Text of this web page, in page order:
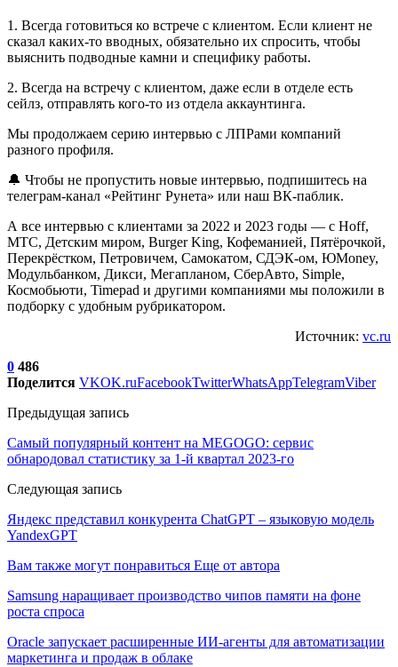
1. Всегда готовиться ко встрече с клиентом. Если клиент не
сказал каких-то вводных, обязательно их спросить, чтобы
выяснить подводные камни и специфику работы.
2. Всегда на встречу с клиентом, даже если в отделе есть
сейлз, отправлять кого-то из отдела аккаунтинга.
Мы продолжаем серию интервью с ЛПРами компаний
разного профиля.
🔔 Чтобы не пропустить новые интервью, подпишитесь на
телеграм-канал «Рейтинг Рунета» или наш ВК-паблик.
А все интервью с клиентами за 2022 и 2023 годы — с Hoff,
МТС, Детским миром, Burger King, Кофеманией, Пятёрочкой,
Перекрёстком, Петровичем, Самокатом, СДЭК-ом, ЮMoney,
Модульбанком, Дикси, Мегапланом, СберАвто, Simple,
Космобьюти, Timepad и другими компаниями мы положили в
подборку с удобным рубрикатором.
Источник: vc.ru
0 486
Поделится VKOK.ruFacebookTwitterWhatsAppTelegramViber
Предыдущая запись
Самый популярный контент на MEGOGO: сервис
обнародовал статистику за 1-й квартал 2023-го
Следующая запись
Яндекс представил конкурента ChatGPT – языковую модель
YandexGPT
Вам также могут понравиться Еще от автора
Samsung наращивает производство чипов памяти на фоне
роста спроса
Oracle запускает расширенные ИИ‑агенты для автоматизации
маркетинга и продаж в облаке